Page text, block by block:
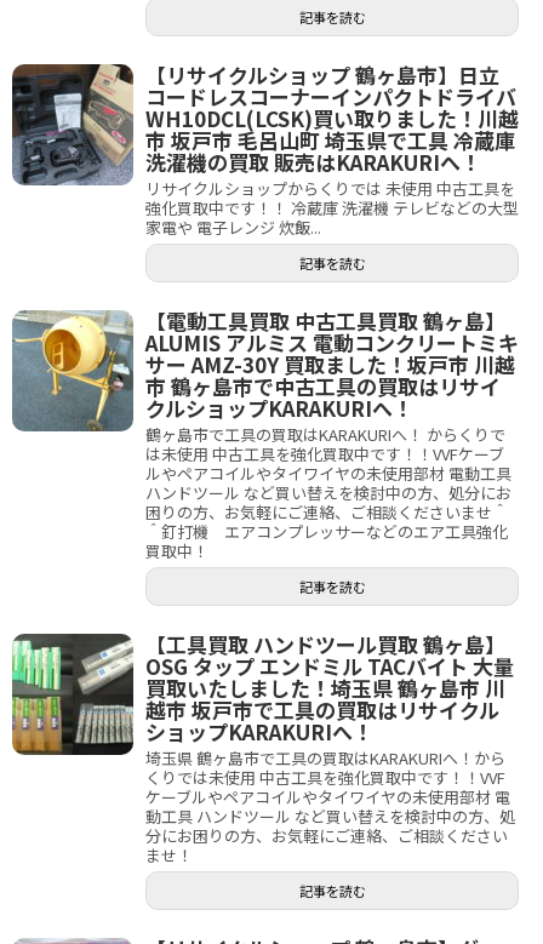
記事を読む
【リサイクルショップ 鶴ヶ島市】日立
コードレスコーナーインパクトドライバ
WH10DCL(LCSK)買い取りました！川越
市 坂戸市 毛呂山町 埼玉県で工具 冷蔵庫
洗濯機の買取 販売はKARAKURIへ！
リサイクルショップからくりでは 未使用 中古工具を
強化買取中です！！ 冷蔵庫 洗濯機 テレビなどの大型
家電や 電子レンジ 炊飯...
記事を読む
【電動工具買取 中古工具買取 鶴ヶ島】
ALUMIS アルミス 電動コンクリートミキ
サー AMZ-30Y 買取ました！坂戸市 川越
市 鶴ヶ島市で中古工具の買取はリサイ
クルショップKARAKURIへ！
鶴ヶ島市で工具の買取はKARAKURIへ！ からくりで
は未使用 中古工具を強化買取中です！！VVFケーブ
ルやペアコイルやタイワイヤの未使用部材 電動工具
ハンドツール など買い替えを検討中の方、処分にお
困りの方、お気軽にご連絡、ご相談くださいませ＾
＾釘打機 エアコンプレッサーなどのエア工具強化
買取中！
記事を読む
【工具買取 ハンドツール買取 鶴ヶ島】
OSG タップ エンドミル TACバイト 大量
買取いたしました！埼玉県 鶴ヶ島市 川
越市 坂戸市で工具の買取はリサイクル
ショップKARAKURIへ！
埼玉県 鶴ヶ島市で工具の買取はKARAKURIへ！から
くりでは未使用 中古工具を強化買取中です！！VVF
ケーブルやペアコイルやタイワイヤの未使用部材 電
動工具 ハンドツール など買い替えを検討中の方、処
分にお困りの方、お気軽にご連絡、ご相談ください
ませ！
記事を読む